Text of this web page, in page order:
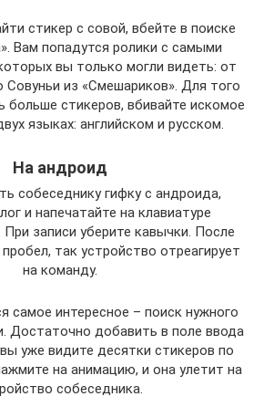
стикер с совой, вбейте в поиске
Вам попадутся ролики с самыми
вы только могли видеть: от
Совуньи из «Смешариков». Для того
больше стикеров, вбивайте искомое
языках: английском и русском.
На андроид
собеседнику гифку с андроида,
и напечатайте на клавиатуре
При записи уберите кавычки. После
так устройство отреагирует
на команду.
самое интересное – поиск нужного
Достаточно добавить в поле ввода
уже видите десятки стикеров по
на анимацию, и она улетит на
собеседника.